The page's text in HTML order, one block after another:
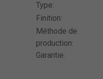
Type:
Finition:
Méthode de
production:
Garantie: